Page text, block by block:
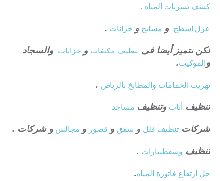
كشف تسربات المياه .
عزل اسطح و مسابح و خزانات .
لكن نتميز أيضا فى تنظيف مكيفات و خزانات والسجاد
والموكيت.
تهريب الحمامات والمطابخ بالرياض .
تنظيف أثاث وتنظيف مساجد
شركات تنظيف فلل و شقق و قصور و مجالس و شركات .
تنظيف وشفطبيارات .
حل ارتفاع فاتورة المياه.